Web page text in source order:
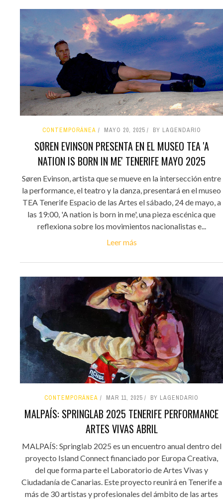
CONTEMPORÁNEA MAYO 20, 2025 BY LAGENDARIO
SØREN EVINSON PRESENTA EN EL MUSEO TEA 'A
NATION IS BORN IN ME' TENERIFE MAYO 2025
Søren Evinson, artista que se mueve en la intersección entre
la performance, el teatro y la danza, presentará en el museo
TEA Tenerife Espacio de las Artes el sábado, 24 de mayo, a
las 19:00, 'A nation is born in me', una pieza escénica que
reflexiona sobre los movimientos nacionalistas e...
Leer más
CONTEMPORÁNEA MAR 11, 2025 BY LAGENDARIO
MALPAÍS: SPRINGLAB 2025 TENERIFE PERFORMANCE
ARTES VIVAS ABRIL
MALPAÍS: Springlab 2025 es un encuentro anual dentro del
proyecto Island Connect financiado por Europa Creativa,
del que forma parte el Laboratorio de Artes Vivas y
Ciudadanía de Canarias. Este proyecto reunirá en Tenerife a
más de 30 artistas y profesionales del ámbito de las artes